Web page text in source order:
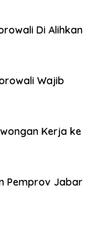
Di Alihkan
Wajib
Kerja ke
Pemprov Jabar